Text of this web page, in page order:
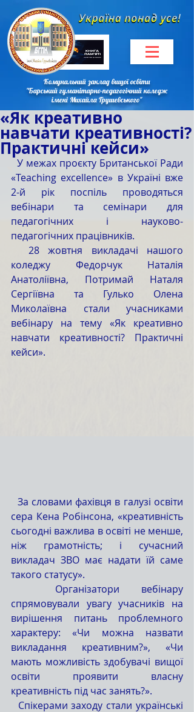
Комунальний заклад вищої освіти
"Барський гуманітарно-педагогічний коледж
імені Михайла Грушевського"
«Як креативно
навчати креативності?
Практичні кейси»
«Teaching excellence» в Україні вже
2-й рік поспіль проводяться
вебінари та семінари для
педагогічних і науково-
педагогічних працівників.
коледжу Федорчук Наталія
Анатоліївна, Потримай Наталя
Сергіївна та Гулько Олена
Миколаївна стали учасниками
вебінару на тему «Як креативно
навчати креативності? Практичні
кейси».
сера Кена Робінсона, «креативність
сьогодні важлива в освіті не менше,
ніж грамотність; і сучасний
викладач ЗВО має надати їй саме
такого статусу».
спрямовували увагу учасників на
вирішення питань проблемного
характеру: «Чи можна назвати
викладання креативним?», «Чи
мають можливість здобувачі вищої
освіти проявити власну
креативність під час занять?».